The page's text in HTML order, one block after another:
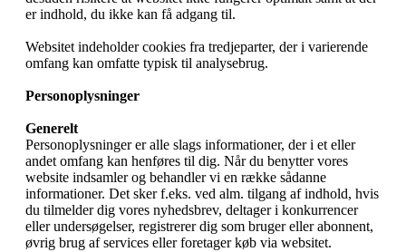
er indhold, du ikke kan få adgang til.
Websitet indeholder cookies fra tredjeparter, der i varierende
omfang kan omfatte typisk til analysebrug.
Personoplysninger
Generelt
Personoplysninger er alle slags informationer, der i et eller
andet omfang kan henføres til dig. Når du benytter vores
website indsamler og behandler vi en række sådanne
informationer. Det sker f.eks. ved alm. tilgang af indhold, hvis
du tilmelder dig vores nyhedsbrev, deltager i konkurrencer
eller undersøgelser, registrerer dig som bruger eller abonnent,
øvrig brug af services eller foretager køb via websitet.